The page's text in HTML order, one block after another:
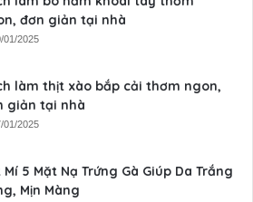
đơn giản tại nhà
01/2025
làm thịt xào bắp cải thơm ngon,
giản tại nhà
01/2025
Mí 5 Mặt Nạ Trứng Gà Giúp Da Trắng
Mịn Màng